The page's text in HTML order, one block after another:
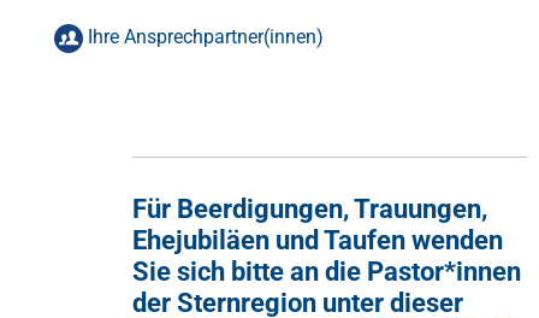
Ihre Ansprechpartner(innen)
lisa.fischer@eggebek-joerl.kkslfl.de
Ines Matho
Gemeindesekretärin - Di 14.30-16.30 Uhr | Do 10.00-
Für Beerdigungen, Trauungen,
Ehejubiläen und Taufen wenden
Sie sich bitte an die Pastor*innen
der Sternregion unter dieser